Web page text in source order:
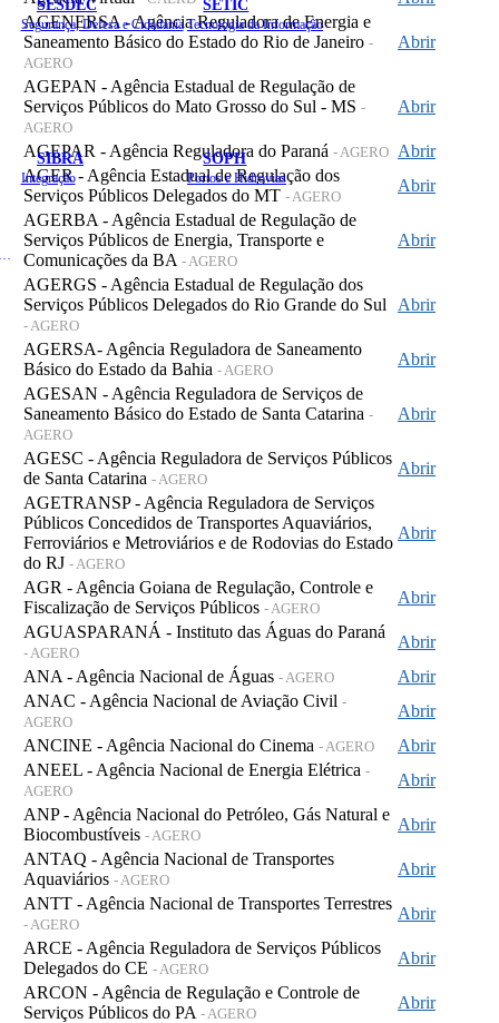
SESDEC
Segurança, Defesa e Cidadania
SETIC
Tecnologia da Informação
SIBRA
Integração
SOPH
Portos e Hidrovias
AGENERSA - Agência Reguladora de Energia e
Saneamento Básico do Estado do Rio de Janeiro -
AGERO
Abrir
AGEPAN - Agência Estadual de Regulação de
Serviços Públicos do Mato Grosso do Sul - MS -
AGERO
Abrir
AGEPAR - Agência Reguladora do Paraná - AGERO Abrir
AGER - Agência Estadual de Regulação dos
Serviços Públicos Delegados do MT - AGERO
Abrir
AGERBA - Agência Estadual de Regulação de
Serviços Públicos de Energia, Transporte e
Comunicações da BA - AGERO
Abrir
AGERGS - Agência Estadual de Regulação dos
Serviços Públicos Delegados do Rio Grande do Sul
- AGERO
Abrir
AGERSA- Agência Reguladora de Saneamento
Básico do Estado da Bahia - AGERO
Abrir
AGESAN - Agência Reguladora de Serviços de
Saneamento Básico do Estado de Santa Catarina -
AGERO
Abrir
AGESC - Agência Reguladora de Serviços Públicos
de Santa Catarina - AGERO
Abrir
AGETRANSP - Agência Reguladora de Serviços
Públicos Concedidos de Transportes Aquaviários,
Ferroviários e Metroviários e de Rodovias do Estado
do RJ - AGERO
Abrir
AGR - Agência Goiana de Regulação, Controle e
Fiscalização de Serviços Públicos - AGERO
Abrir
AGUASPARANÁ - Instituto das Águas do Paraná
- AGERO
Abrir
ANA - Agência Nacional de Águas - AGERO
Abrir
ANAC - Agência Nacional de Aviação Civil -
AGERO
Abrir
ANCINE - Agência Nacional do Cinema - AGERO
Abrir
ANEEL - Agência Nacional de Energia Elétrica -
AGERO
Abrir
ANP - Agência Nacional do Petróleo, Gás Natural e
Biocombustíveis - AGERO
Abrir
ANTAQ - Agência Nacional de Transportes
Aquaviários - AGERO
Abrir
ANTT - Agência Nacional de Transportes Terrestres
- AGERO
Abrir
ARCE - Agência Reguladora de Serviços Públicos
Delegados do CE - AGERO
Abrir
ARCON - Agência de Regulação e Controle de
Serviços Públicos do PA - AGERO
Abrir